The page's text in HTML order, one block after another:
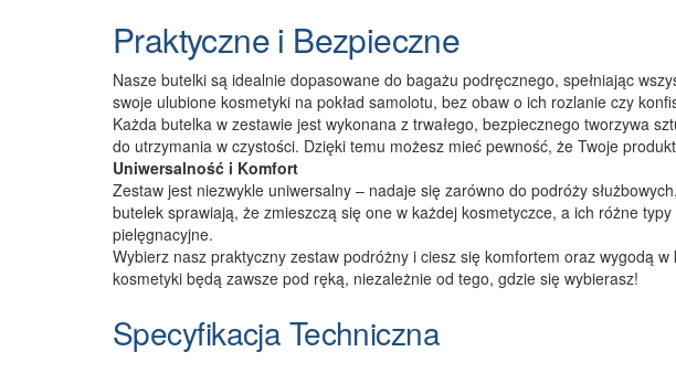
Praktyczne i Bezpieczne
Nasze butelki są idealnie dopasowane do bagażu podręcznego, spełniając
swoje ulubione kosmetyki na pokład samolotu, bez obaw o ich rozlanie czy
Każda butelka w zestawie jest wykonana z trwałego, bezpiecznego tworzywa
do utrzymania w czystości. Dzięki temu możesz mieć pewność, że Twoje
Uniwersalność i Komfort
Zestaw jest niezwykle uniwersalny – nadaje się zarówno do podróży
butelek sprawiają, że zmieszczą się one w każdej kosmetyczce, a ich różne
pielęgnacyjne.
Wybierz nasz praktyczny zestaw podróżny i ciesz się komfortem oraz wygodą
kosmetyki będą zawsze pod ręką, niezależnie od tego, gdzie się wybierasz!
Specyfikacja Techniczna